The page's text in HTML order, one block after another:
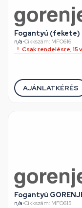
Fogantyú (fekete)
n/a•Cikkszám: MFO616
Csak rendelésre, 15
AJÁNLATKÉRÉS
Fogantyú
n/a•Cikkszám: MFO615